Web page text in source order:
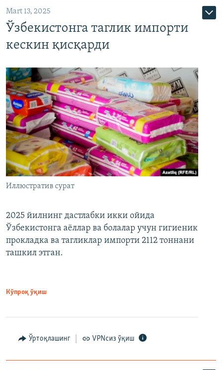
Mart 13, 2025
Ўзбекистонга таглик импорти
кескин қисқарди
Иллюстратив сурат
2025 йилнинг дастлабки икки ойида
Ўзбекистонга аёллар ва болалар учун гигиеник
прокладка ва тагликлар импорти 2112 тоннани
ташкил этган.
Кўпроқ ўқиш
Ўртоқлашинг VPNсиз ўқиш